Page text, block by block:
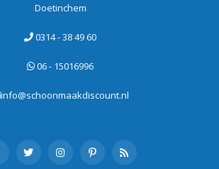
Doetinchem
0314 - 38 49 60
06 - 15016996
info@schoonmaakdiscount.nl